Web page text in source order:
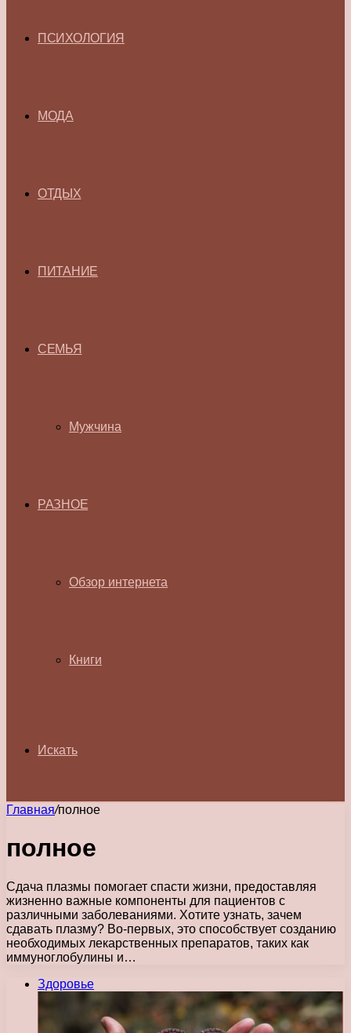
ПСИХОЛОГИЯ
МОДА
ОТДЫХ
ПИТАНИЕ
СЕМЬЯ
Мужчина
РАЗНОЕ
Обзор интернета
Книги
Искать
Главная/полное
полное
Сдача плазмы помогает спасти жизни, предоставляя
жизненно важные компоненты для пациентов с
различными заболеваниями. Хотите узнать, зачем
сдавать плазму? Во-первых, это способствует созданию
необходимых лекарственных препаратов, таких как
иммуноглобулины и…
Здоровье